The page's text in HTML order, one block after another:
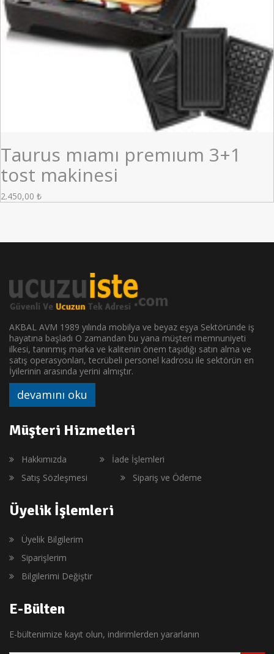
Taurus mıamı premıum 3+1
tost makinesi
2.450,00 ₺
AKBAL AVM 1989 yılında mobilya ve beyaz eşya Sektöründe iş
hayatına başladı O zamandan bu yana müşteri memnuniyeti
ilkesi, tanınmış marka ve kalitenin önem taşıdığı satın alma ve
satış operasyonları, tecrübeli personel kadrosu ile sektörün en
İyilerinin arasında yerini almıştır.
devamını oku
Müşteri Hizmetleri
Hakkımızda
İade İşlemleri
Satış Sözleşmesi
Sipariş ve Ödeme
Üyelik İşlemleri
Üyelik Bilgilerim
Siparişlerim
Bilgilerimi Değiştir
E-Bülten
E-bültenimize kayıt olun, indirimlerden yararlanın